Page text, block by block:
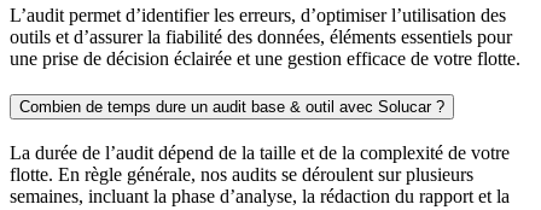
L’audit permet d’identifier les erreurs, d’optimiser l’utilisation des
outils et d’assurer la fiabilité des données, éléments essentiels pour
une prise de décision éclairée et une gestion efficace de votre flotte.
Combien de temps dure un audit base & outil avec Solucar ?
La durée de l’audit dépend de la taille et de la complexité de votre
flotte. En règle générale, nos audits se déroulent sur plusieurs
semaines, incluant la phase d’analyse, la rédaction du rapport et la